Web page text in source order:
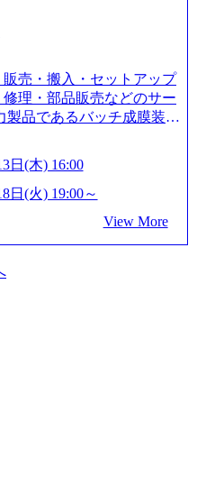
やスキルを活用したいな
たい方でも、キャリア形
storage.googleapis.com/
images/20240925204135
https://
87ef-4e86-a85a-8649e1c532f9
our-vision-producti
9ffc-4f
public/images/202505021528
じく世界のFinTech Ranki
行う「一気通貫体制」が
コンサルタントが集うXs
)一部抜粋 - 伊勢山 昇吾氏:
売・搬入・セットアップ
理・部品販売などのサー
製品であるバッチ成膜装置
ている 技術と対話を通じ
に貢献することを目指し
ちの対話 Vision:夢を未来
より半導体需要は世界中で
体製造装置の需要も伸長
vision-production.appspot.co
20260224131052_2abe7
https://storag
ア構築をめざす「キャリ
日(木) 16:00
日(火) 19:00～
View More